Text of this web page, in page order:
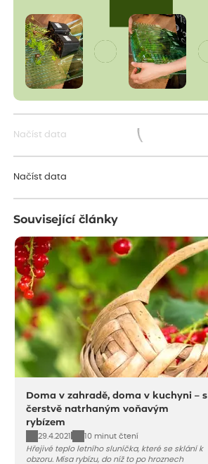
Načíst data
Načíst data
Související články
Doma v zahradě, doma v kuchyni – s
čerstvě natrhaným voňavým
rybízem
29.4.2021
10 minut čtení
Hřejivé teplo letního sluníčka, které se sklání k
obzoru. Mísa rybízu, do níž to po hroznech